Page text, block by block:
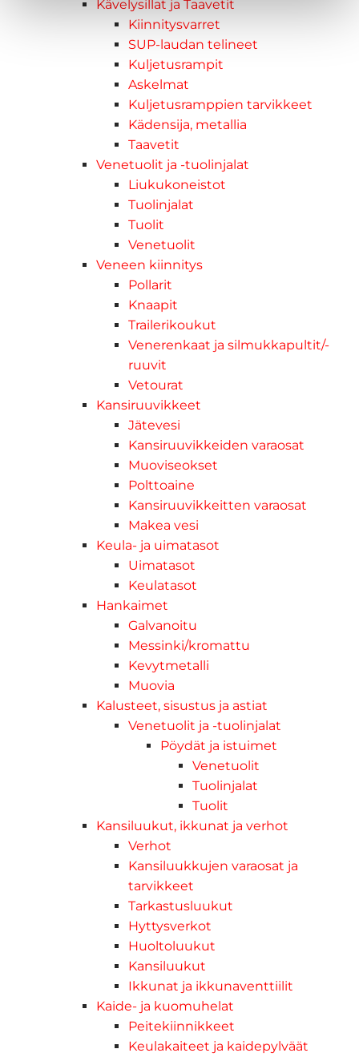
Kävelysillat ja Taavetit
Kiinnitysvarret
SUP-laudan telineet
Kuljetusrampit
Askelmat
Kuljetusramppien tarvikkeet
Kädensija, metallia
Taavetit
Venetuolit ja -tuolinjalat
Liukukoneistot
Tuolinjalat
Tuolit
Venetuolit
Veneen kiinnitys
Pollarit
Knaapit
Trailerikoukut
Venerenkaat ja silmukkapultit/-
ruuvit
Vetourat
Kansiruuvikkeet
Jätevesi
Kansiruuvikkeiden varaosat
Muoviseokset
Polttoaine
Kansiruuvikkeitten varaosat
Makea vesi
Keula- ja uimatasot
Uimatasot
Keulatasot
Hankaimet
Galvanoitu
Messinki/kromattu
Kevytmetalli
Muovia
Kalusteet, sisustus ja astiat
Venetuolit ja -tuolinjalat
Pöydät ja istuimet
Venetuolit
Tuolinjalat
Tuolit
Kansiluukut, ikkunat ja verhot
Verhot
Kansiluukkujen varaosat ja
tarvikkeet
Tarkastusluukut
Hyttysverkot
Huoltoluukut
Kansiluukut
Ikkunat ja ikkunaventtiilit
Kaide- ja kuomuhelat
Peitekiinnikkeet
Keulakaiteet ja kaidepylväät